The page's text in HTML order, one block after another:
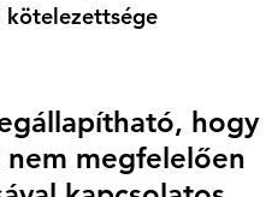
hogy
megfelelően